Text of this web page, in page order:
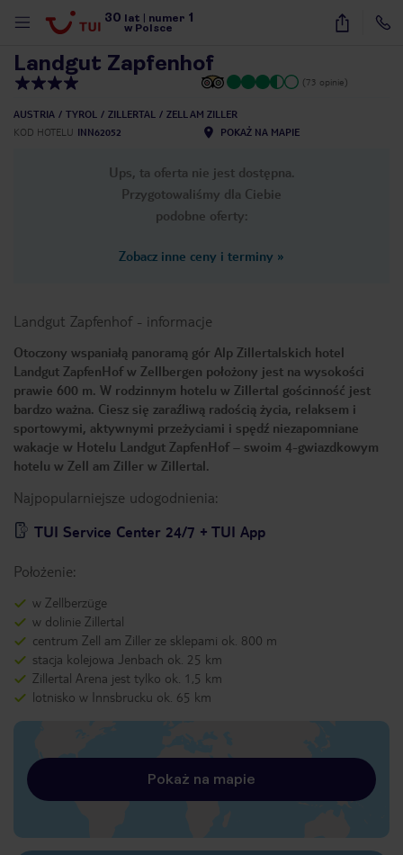
30 lat numer 1
w Polsce
12
Landgut Zapfenhof
(73 opinie)
AUSTRIA TYROL ZILLERTAL
ZELL AM ZILLER
KOD HOTELU INN62052 POKAŻ NA MAPIE
Ups, ta oferta nie jest dostępna.
Przygotowaliśmy dla Ciebie
podobne oferty:
Zobacz inne ceny i terminy »
Landgut Zapfenhof- informacje
Otoczony wspaniałą panoramą gór Alp Zillertalskich hotel
Landgut ZapfenHof w Zellbergen położony jest na wysokości
prawie 600 m. W rodzinnym hotelu w Zillertal gościnność jest
bardzo ważna. Ciesz się zaraźliwą radością życia, relaksem i
sportowymi, aktywnymi przeżyciami i spędź niezapomniane
wakacje w Hotelu Landgut ZapfenHof – swoim 4-gwiazdkowym
hotelu w Zell am Ziller w Zillertal.
Najpopularniejsze udogodnienia:
TUI Service Center 24/7 + TUI App
Położenie:
w Zellberzüge
w dolinie Zillertal
centrum Zell am Ziller ze sklepami ok. 800 m
stacja kolejowa Jenbach ok. 25 km
Zillertal Arena jest tylko ok. 1,5 km
lotnisko w Innsbrucku ok. 65 km
Pokaż na mapie